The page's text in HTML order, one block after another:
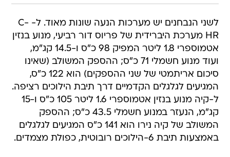
לשני הנבחנים יש מערכות הנעה שונות מאוד. ל- C-
HR מערכת היברידית של פריוס דור רביעי, מנוע בנזין
אטמוספרי 1.8 ליטר המפיק 98 כ"ס ו-14.5 קג"מ,
ועוד מנוע חשמלי 71 כ"ס; ההספק המשולב (שאינו
סיכום אריתמטי של שני ההספקים) הוא 122 כ"ס,
המגיעים לגלגלים הקדמיים דרך תיבת הילוכים רציפה.
ל-קיה מנוע בנזין אטמוספרי 1.6 ליטר 105 כ"ס ו-15
קג"מ, הנעזר במנוע חשמלי 43.5 כ"ס; ההספק
המשולב של קיה נירו הוא 141 כ"ס המגיעים לגלגלים
באמצעות תיבת 6-הילוכים רובוטית, כפולת מצמדים.